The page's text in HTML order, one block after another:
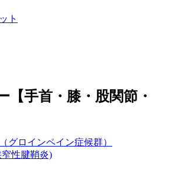
ト
【手首・膝・股関節・
グロインペイン症候群）
窄性腱鞘炎)